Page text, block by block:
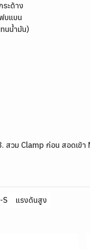
ะด้าง
บแบน
นน้ำมัน)
สวม Clamp ก่อน สอดเ
S แรงดันสูง